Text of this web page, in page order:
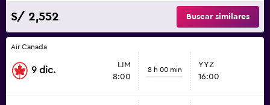
S/ 2,552 Buscar similares
Air Canada
9 dic.
LIM
8:00
8 h 00 min
YYZ
16:00